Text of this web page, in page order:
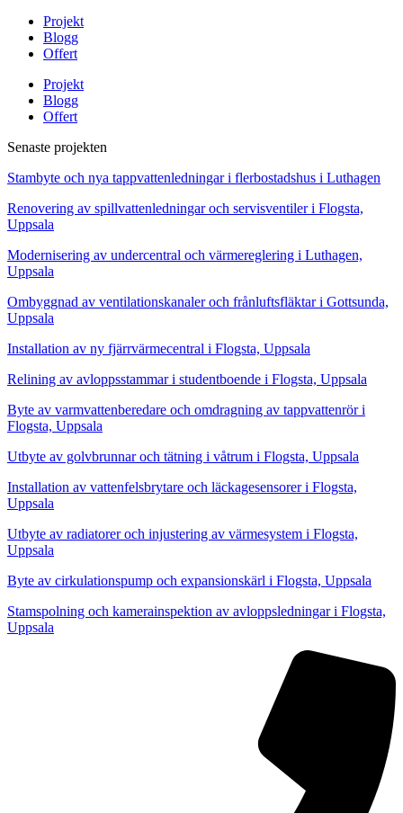
Projekt
Blogg
Offert
Projekt
Blogg
Offert
Senaste projekten
Stambyte och nya tappvattenledningar i flerbostadshus i Luthagen
Renovering av spillvattenledningar och servisventiler i Flogsta,
Uppsala
Modernisering av undercentral och värmereglering i Luthagen,
Uppsala
Ombyggnad av ventilationskanaler och frånluftsfläktar i Gottsunda,
Uppsala
Installation av ny fjärrvärmecentral i Flogsta, Uppsala
Relining av avloppsstammar i studentboende i Flogsta, Uppsala
Byte av varmvattenberedare och omdragning av tappvattenrör i
Flogsta, Uppsala
Utbyte av golvbrunnar och tätning i våtrum i Flogsta, Uppsala
Installation av vattenfelsbrytare och läckagesensorer i Flogsta,
Uppsala
Utbyte av radiatorer och injustering av värmesystem i Flogsta,
Uppsala
Byte av cirkulationspump och expansionskärl i Flogsta, Uppsala
Stamspolning och kamerainspektion av avloppsledningar i Flogsta,
Uppsala